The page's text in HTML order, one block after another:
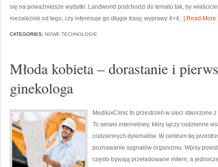
się na poważniejsze wydatki. Landworld podchodzi do tematu tak, by
niezależnie od tego, czy interesuje go długie trasy, wyprawy 4×4, [ Read More
CATEGORIES: NOWE TECHNOLOGIE
Młoda kobieta – dorastanie i
ginekologa
MediluxClinic to przestrzeń w sieci stworzone
To serwis internetowy, który łączy codzienne
codziennych dylematów. W centrum tej
poznawanie sygnałów organizmu. Wpisy
często bywają przeładowane mitem, a